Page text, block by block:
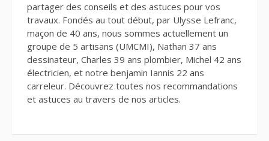
partager des conseils et des astuces pour vos
travaux. Fondés au tout début, par Ulysse Lefranc,
maçon de 40 ans, nous sommes actuellement un
groupe de 5 artisans (UMCMI), Nathan 37 ans
dessinateur, Charles 39 ans plombier, Michel 42 ans
électricien, et notre benjamin Iannis 22 ans
carreleur. Découvrez toutes nos recommandations
et astuces au travers de nos articles.